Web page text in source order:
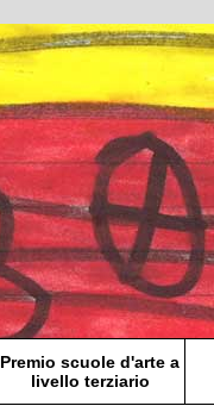
Premio scuole d'arte a
livello terziario